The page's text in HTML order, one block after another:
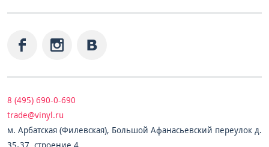
8 (495) 690-0-690
trade@vinyl.ru
м. Арбатская (Филевская), Большой Афанасьевский переулок д.